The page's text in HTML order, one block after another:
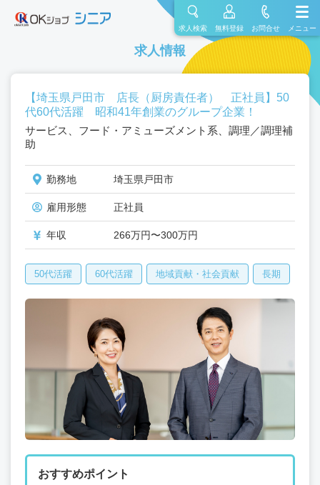
求人検索 無料登録 お問合せ メニュー
求人情報
【埼玉県戸田市 店長（厨房責任者） 正社員】50
代60代活躍 昭和41年創業のグループ企業！
サービス、フード・アミューズメント系、調理／調理補
助
勤務地 埼玉県戸田市
雇用形態 正社員
年収 266万円〜300万円
50代活躍 60代活躍 地域貢献・社会貢献 長期
おすすめポイント